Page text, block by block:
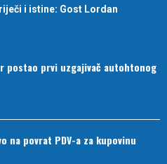
riječi i istine: Gost Lordan
postao prvi uzgajivač autohtonog
na povrat PDV-a za kupovinu